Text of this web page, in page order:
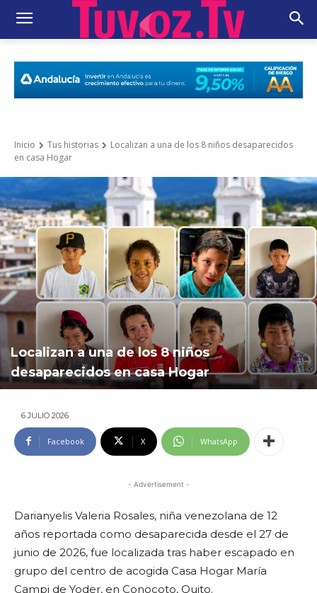
Inicio Tus historias
Localizan a una de los 8 niños desaparecidos
en casa Hogar
Localizan a una de los 8 niños
desaparecidos en casa Hogar
6 JULIO 2026
Facebook X WhatsApp
- Advertisement -
Darianyelis Valeria Rosales, niña venezolana de 12
años reportada como desaparecida desde el 27 de
junio de 2026, fue localizada tras haber escapado en
grupo del centro de acogida Casa Hogar María
Campi de Yoder, en Conocoto, Quito.